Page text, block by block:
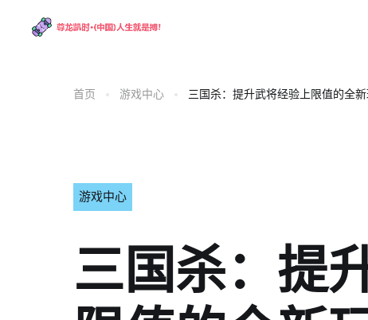
首页 游戏中心 三国杀：提升武将经验上限值的全
游戏中心
三国杀：提